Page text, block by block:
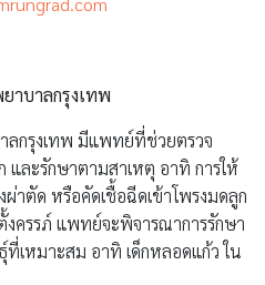
หลอดแก้วราคา 100,000 บาท
ลอด
ราคา 110,000 บาท
แข็งตัวอ่อน (3 Embryo)ราคา
รงมดลูกราคา 38,000 บาท
รงมดลูก รอบละลายตัวอ่อนและ
ราคา 57,000 บาท